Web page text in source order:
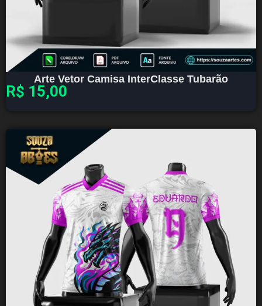
Arte Vetor Camisa InterClasse Tubarão
R$ 15,00